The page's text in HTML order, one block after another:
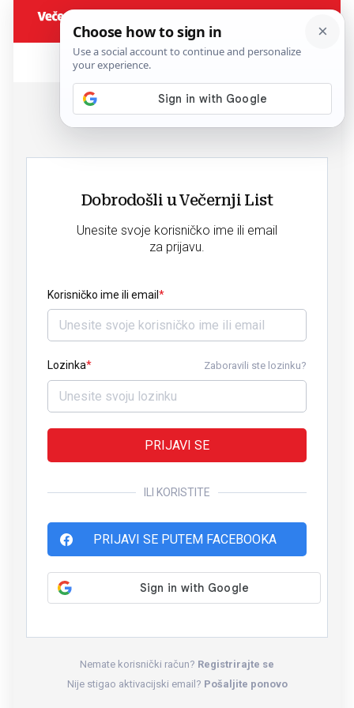
Dobrodošli u Večernji List
Unesite svoje korisničko ime ili email
za prijavu.
Korisničko ime ili email
Lozinka Zaboravili ste lozinku?
PRIJAVI SE
ILI KORISTITE
PRIJAVI SE PUTEM FACEBOOKA
Nemate korisnički račun? Registrirajte se
Nije stigao aktivacijski email? Pošaljite ponovo